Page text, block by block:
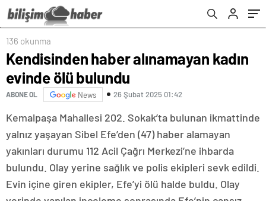
136 okunma
Kendisinden haber alınamayan kadın
evinde ölü bulundu
ABONE OL News 26 Şubat 2025 01:42
Kemalpaşa Mahallesi 202. Sokak’ta bulunan ikmattinde
yalnız yaşayan Sibel Efe’den (47) haber alamayan
yakınları durumu 112 Acil Çağrı Merkezi’ne ihbarda
bulundu. Olay yerine sağlık ve polis ekipleri sevk edildi.
Evin içine giren ekipler, Efe’yi ölü halde buldu. Olay